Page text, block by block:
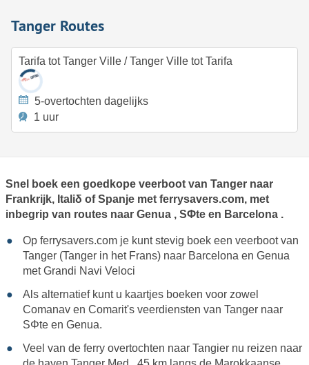
Tanger Routes
Tarifa tot Tanger Ville /Tanger Ville tot Tarifa
5-overtochten dagelijks
1 uur
Snel boek een goedkope veerboot van Tanger naar
Frankrijk, Italiδ of Spanje met ferrysavers.com, met
inbegrip van routes naar Genua , SΦte en Barcelona .
Op ferrysavers.com je kunt stevig boek een veerboot van
Tanger (Tanger in het Frans) naar Barcelona en Genua
metGrandi Navi Veloci
Als alternatief kunt u kaartjes boeken voor zowel
Comanav en Comarit's veerdiensten van Tanger naar
SΦte en Genua.
Veel van de ferry overtochten naar Tangier nu reizen naar